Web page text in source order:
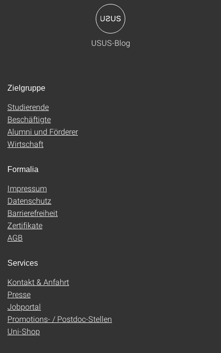
USUS-Blog
Zielgruppe
Studierende
Beschäftigte
Alumni und Förderer
Wirtschaft
Formalia
Impressum
Datenschutz
Barrierefreiheit
Zertifikate
AGB
Services
Kontakt & Anfahrt
Presse
Jobportal
Promotions- / Postdoc-Stellen
Uni-Shop